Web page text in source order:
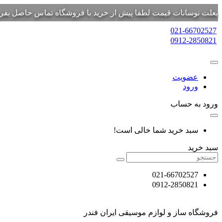
بعلت نوسانات قیمت لطفا پیش از خرید با فروشگاه تماس حاصل
021-66702527
0912-2850821
عضویت
ورود
ورود به حساب
سبد خرید شما خالی است!
سبد خرید
021-66702527
0912-2850821
فروشگاه ساز و لوازم موسیقی ایران فندر